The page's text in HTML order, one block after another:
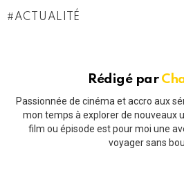
ACTUALITÉ
Rédigé par
Passionnée de cinéma et accro aux
mon temps à explorer de nouveaux
film ou épisode est pour moi une
voyager sans